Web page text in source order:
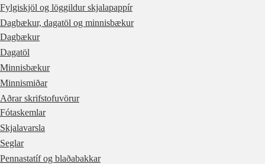
Fylgiskjöl og löggildur skjalapappír
Dagbækur, dagatöl og minnisbækur
Dagbækur
Dagatöl
Minnisbækur
Minnismiðar
Aðrar skrifstofuvörur
Fótaskemlar
Skjalavarsla
Seglar
Pennastatíf og blaðabakkar